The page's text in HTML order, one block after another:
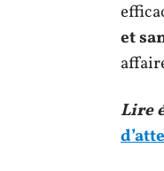
et
Lire